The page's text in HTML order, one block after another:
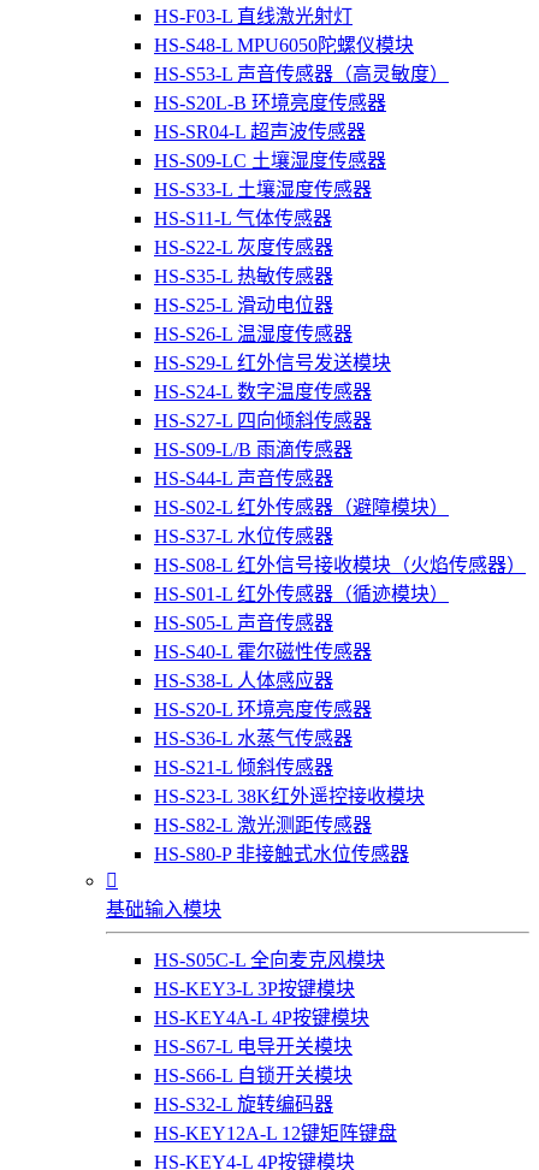
HS-F03-L 直线激光射灯
HS-S48-L MPU6050陀螺仪模块
HS-S53-L 声音传感器（高灵敏度）
HS-S20L-B 环境亮度传感器
HS-SR04-L 超声波传感器
HS-S09-LC 土壤湿度传感器
HS-S33-L 土壤湿度传感器
HS-S11-L 气体传感器
HS-S22-L 灰度传感器
HS-S35-L 热敏传感器
HS-S25-L 滑动电位器
HS-S26-L 温湿度传感器
HS-S29-L 红外信号发送模块
HS-S24-L 数字温度传感器
HS-S27-L 四向倾斜传感器
HS-S09-L/B 雨滴传感器
HS-S44-L 声音传感器
HS-S02-L 红外传感器（避障模块）
HS-S37-L 水位传感器
HS-S08-L 红外信号接收模块（火焰传感器）
HS-S01-L 红外传感器（循迹模块）
HS-S05-L 声音传感器
HS-S40-L 霍尔磁性传感器
HS-S38-L 人体感应器
HS-S20-L 环境亮度传感器
HS-S36-L 水蒸气传感器
HS-S21-L 倾斜传感器
HS-S23-L 38K红外遥控接收模块
HS-S82-L 激光测距传感器
HS-S80-P 非接触式水位传感器

基础输入模块
HS-S05C-L 全向麦克风模块
HS-KEY3-L 3P按键模块
HS-KEY4A-L 4P按键模块
HS-S67-L 电导开关模块
HS-S66-L 自锁开关模块
HS-S32-L 旋转编码器
HS-KEY12A-L 12键矩阵键盘
HS-KEY4-L 4P按键模块